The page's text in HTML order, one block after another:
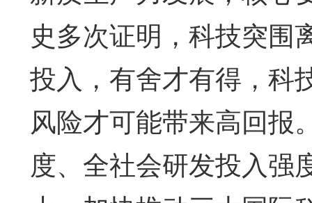
史多次证明，科技突围
投入，有舍才有得，科
风险才可能带来高回报
度、全社会研发投入强